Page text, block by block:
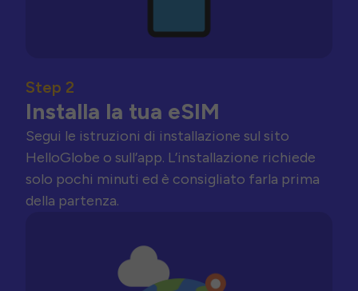
Step 2
Installa la tua eSIM
Segui le istruzioni di installazione sul sito
HelloGlobe o sull’app. L’installazione richiede
solo pochi minuti ed è consigliato farla prima
della partenza.